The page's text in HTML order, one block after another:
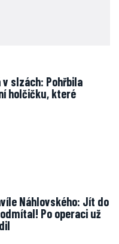
v slzách: Pohřbila
holčičku, které
Náhlovského: Jít do
Po operaci už